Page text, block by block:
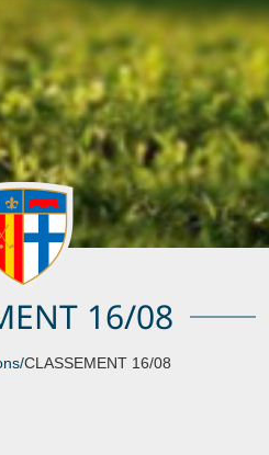
16/08
/CLASSEMENT 16/08